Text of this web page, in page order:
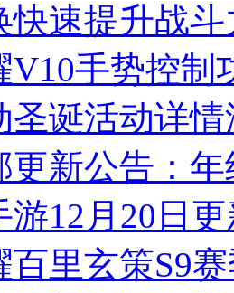
快速提升战
V10手势控制
圣诞活动详情
更新公告：
游12月20日
百里玄策S9